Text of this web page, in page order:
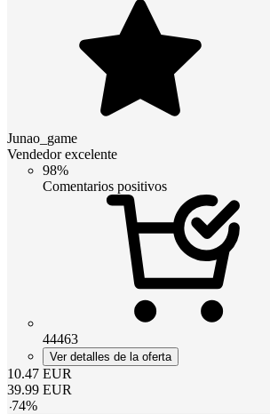
Junao_game
Vendedor excelente
98%
Comentarios positivos
44463
Ver detalles de la oferta
10.47 EUR
39.99 EUR
-74%